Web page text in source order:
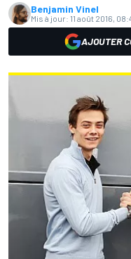
Benjamin Vinel
Mis à jour: 11 août 2016,
AJOUTER